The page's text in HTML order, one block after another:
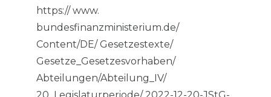
https:// www.
bundesfinanzministerium.de/
Content/DE/ Gesetzestexte/
Gesetze_Gesetzesvorhaben/
Abteilungen/Abteilung_IV/